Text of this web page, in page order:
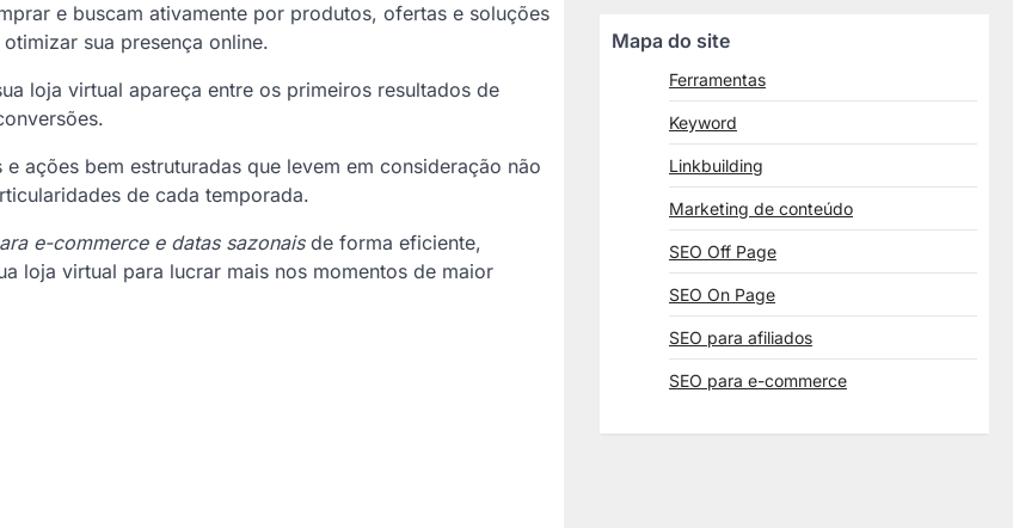
e buscam ativamente por produtos, ofertas e soluções
sua presença online.
loja virtual apareça entre os primeiros resultados de
ações bem estruturadas que levem em consideração não
de cada temporada.
e-commerce e datas sazonaisde forma eficiente,
loja virtual para lucrar mais nos momentos de maior
Mapa do site
Ferramentas
Keyword
Linkbuilding
Marketing de conteúdo
SEO Off Page
SEO On Page
SEO para afiliados
SEO para e-commerce